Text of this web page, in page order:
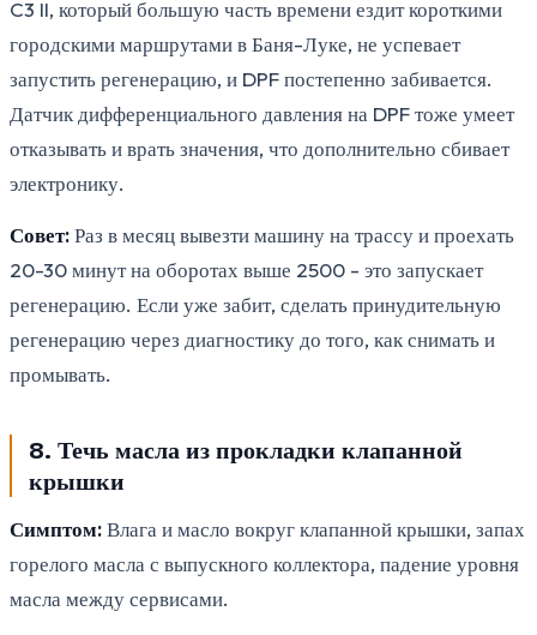
C3 II, который большую часть времени ездит короткими
городскими маршрутами в Баня-Луке, не успевает
запустить регенерацию, и DPF постепенно забивается.
Датчик дифференциального давления на DPF тоже умеет
отказывать и врать значения, что дополнительно сбивает
электронику.
Совет:Раз в месяц вывезти машину на трассу и проехать
20-30 минут на оборотах выше 2500 - это запускает
регенерацию. Если уже забит, сделать принудительную
регенерацию через диагностику до того, как снимать и
промывать.
8. Течь масла из прокладки клапанной
крышки
Симптом:Влага и масло вокруг клапанной крышки, запах
горелого масла с выпускного коллектора, падение уровня
масла между сервисами.